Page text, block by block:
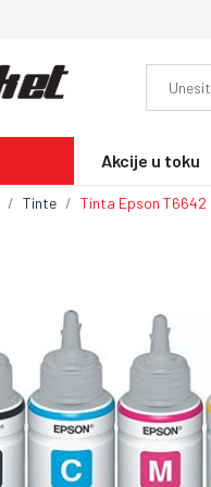
Akcije u toku
Tinte Tinta Epson T6642